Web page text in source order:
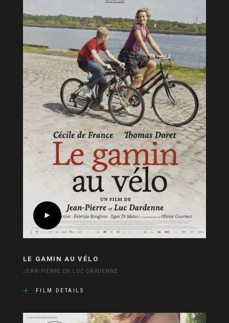
LE GAMIN AU VÉLO
JEAN-PIERRE EN LUC DARDENNE
FILM DETAILS